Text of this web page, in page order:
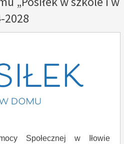
2028
Społecznej w Iłowie